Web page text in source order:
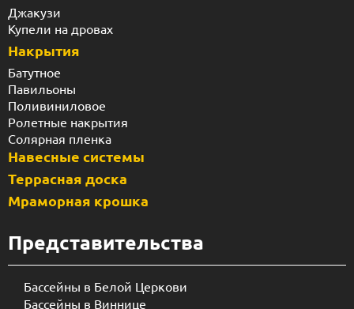
Джакузи
Купели на дровах
Накрытия
Батутное
Павильоны
Поливиниловое
Ролетные накрытия
Солярная пленка
Навесные системы
Террасная доска
Мраморная крошка
Представительства
Бассейны в Белой Церкови
Бассейны в Виннице